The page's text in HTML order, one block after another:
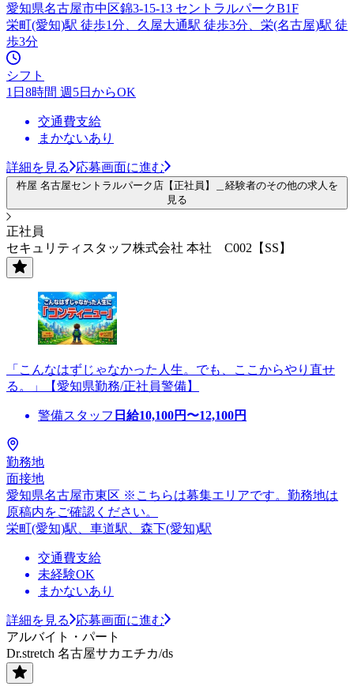
愛知県名古屋市中区錦3-15-13 セントラルパークB1F
栄町(愛知)駅 徒歩1分、久屋大通駅 徒歩3分、栄(名古屋)駅 徒
歩3分
シフト
1日8時間 週5日からOK
交通費支給
まかないあり
詳細を見る 応募画面に進む
杵屋 名古屋セントラルパーク店【正社員】＿経験者のその他の求人を
見る
正社員
セキュリティスタッフ株式会社 本社 C002【SS】
「こんなはずじゃなかった人生。でも、ここからやり直せ
る。」【愛知県勤務/正社員警備】
警備スタッフ 日給10,100円〜12,100円
勤務地
面接地
愛知県名古屋市東区 ※こちらは募集エリアです。勤務地は
原稿内をご確認ください。
栄町(愛知)駅、車道駅、森下(愛知)駅
交通費支給
未経験OK
まかないあり
詳細を見る
応募画面に進む
アルバイト・パート
Dr.stretch 名古屋サカエチカ/ds